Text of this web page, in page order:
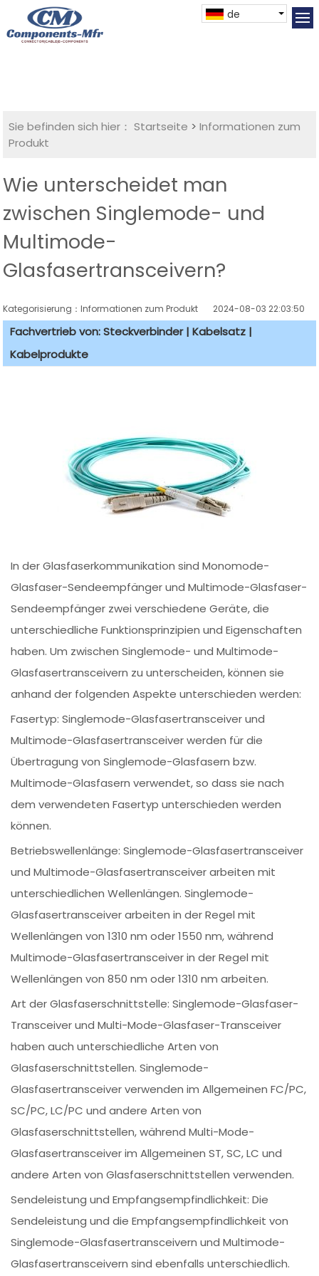
de
Sie befinden sich hier： Startseite >Informationen zum
Produkt
Wie unterscheidet man
zwischen Singlemode- und
Multimode-
Glasfasertransceivern?
Kategorisierung：Informationen zum Produkt 2024-08-03 22:03:50
Fachvertrieb von: Steckverbinder | Kabelsatz |
Kabelprodukte
In der Glasfaserkommunikation sind Monomode-
Glasfaser-Sendeempfänger und Multimode-Glasfaser-
Sendeempfänger zwei verschiedene Geräte, die
unterschiedliche Funktionsprinzipien und Eigenschaften
haben. Um zwischen Singlemode- und Multimode-
Glasfasertransceivern zu unterscheiden, können sie
anhand der folgenden Aspekte unterschieden werden:
Fasertyp: Singlemode-Glasfasertransceiver und
Multimode-Glasfasertransceiver werden für die
Übertragung von Singlemode-Glasfasern bzw.
Multimode-Glasfasern verwendet, so dass sie nach
dem verwendeten Fasertyp unterschieden werden
können.
Betriebswellenlänge: Singlemode-Glasfasertransceiver
und Multimode-Glasfasertransceiver arbeiten mit
unterschiedlichen Wellenlängen. Singlemode-
Glasfasertransceiver arbeiten in der Regel mit
Wellenlängen von 1310 nm oder 1550 nm, während
Multimode-Glasfasertransceiver in der Regel mit
Wellenlängen von 850 nm oder 1310 nm arbeiten.
Art der Glasfaserschnittstelle: Singlemode-Glasfaser-
Transceiver und Multi-Mode-Glasfaser-Transceiver
haben auch unterschiedliche Arten von
Glasfaserschnittstellen. Singlemode-
Glasfasertransceiver verwenden im Allgemeinen FC/PC,
SC/PC, LC/PC und andere Arten von
Glasfaserschnittstellen, während Multi-Mode-
Glasfasertransceiver im Allgemeinen ST, SC, LC und
andere Arten von Glasfaserschnittstellen verwenden.
Sendeleistung und Empfangsempfindlichkeit: Die
Sendeleistung und die Empfangsempfindlichkeit von
Singlemode-Glasfasertransceivern und Multimode-
Glasfasertransceivern sind ebenfalls unterschiedlich.